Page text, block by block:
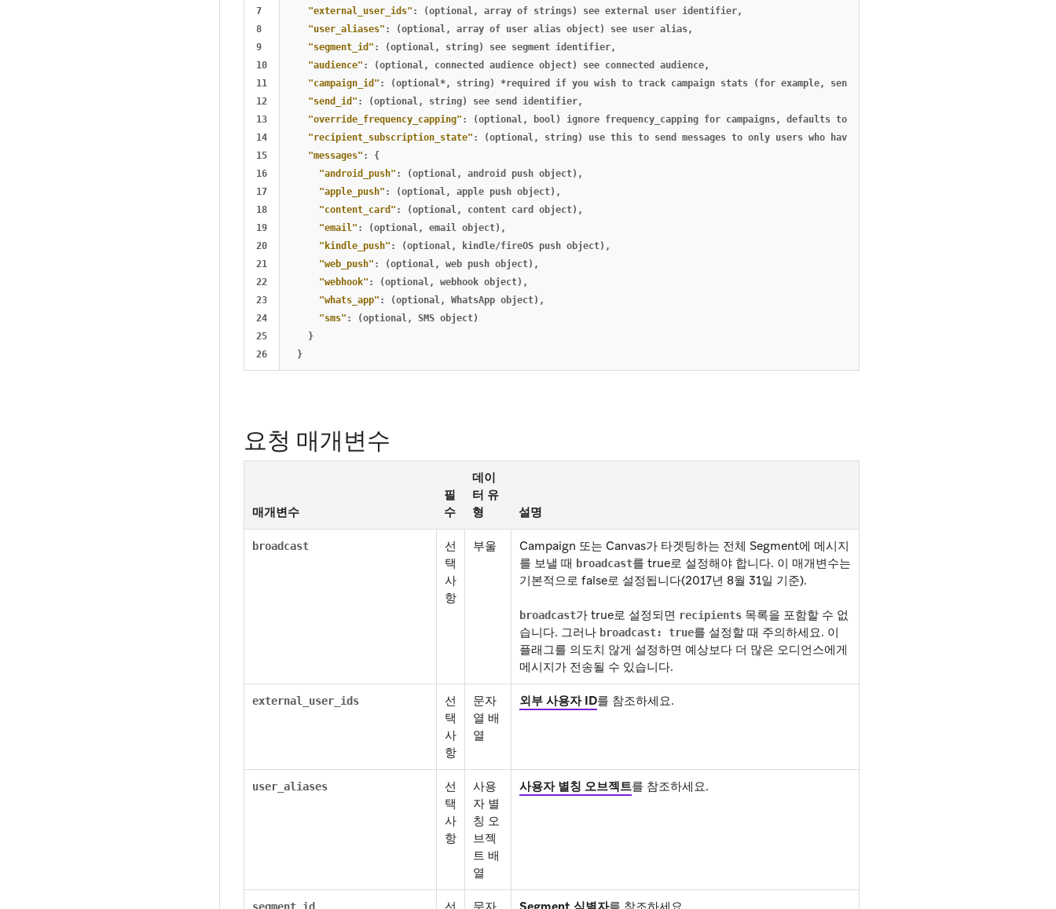
7
8
9
10
11
12
13
14
15
16
17
18
19
20
21
22
23
24
25
"external_user_ids" : (optional, array of strings) see external user identifier,
"user_aliases" : (optional, array of user alias object) see user alias,
"segment_id" : (optional, string) see segment identifier,
"audience" : (optional, connected audience object) see connected audience,
"campaign_id" : (optional*, string) *required if you wish to track campaign stats (for example, sends
"send_id" : (optional, string) see send identifier,
"override_frequency_capping" : (optional, bool) ignore frequency_capping for campaigns, defaults to
"recipient_subscription_state" : (optional, string) use this to send messages to only users who have
"messages" :
{
"android_push" : (optional, android push object) ,
"apple_push" : (optional, apple push object) ,
"content_card" : (optional, content card object) ,
"email" : (optional, email object) ,
"kindle_push" : (optional, kindle/fireOS push object) ,
"web_push" : (optional, web push object) ,
"webhook" : (optional, webhook object) ,
"whats_app" : (optional, WhatsApp object) ,
"sms" : (optional, SMS object)
}
}
요청 매개변수
매개변수
필
수
데이
터 유
형
설명
broadcast
선
택
사
항
부울
Campaign 또는 Canvas가 타겟팅하는 전체 Segment에 메시지
를 보낼 때 broadcast를 true로 설정해야 합니다. 이 매개변수는
기본적으로 false로 설정됩니다(2017년 8월 31일 기준).
broadcast가 true로 설정되면 recipients 목록을 포함할 수 없
습니다. 그러나 broadcast: true를 설정할 때 주의하세요. 이
플래그를 의도치 않게 설정하면 예상보다 더 많은 오디언스에게
메시지가 전송될 수 있습니다.
external_user_ids
선
택
사
항
문자
열 배
열
외부 사용자 ID를 참조하세요.
user_aliases
선
택
사
항
사용
자 별
칭 오
브젝
트 배
열
사용자 별칭 오브젝트를 참조하세요.